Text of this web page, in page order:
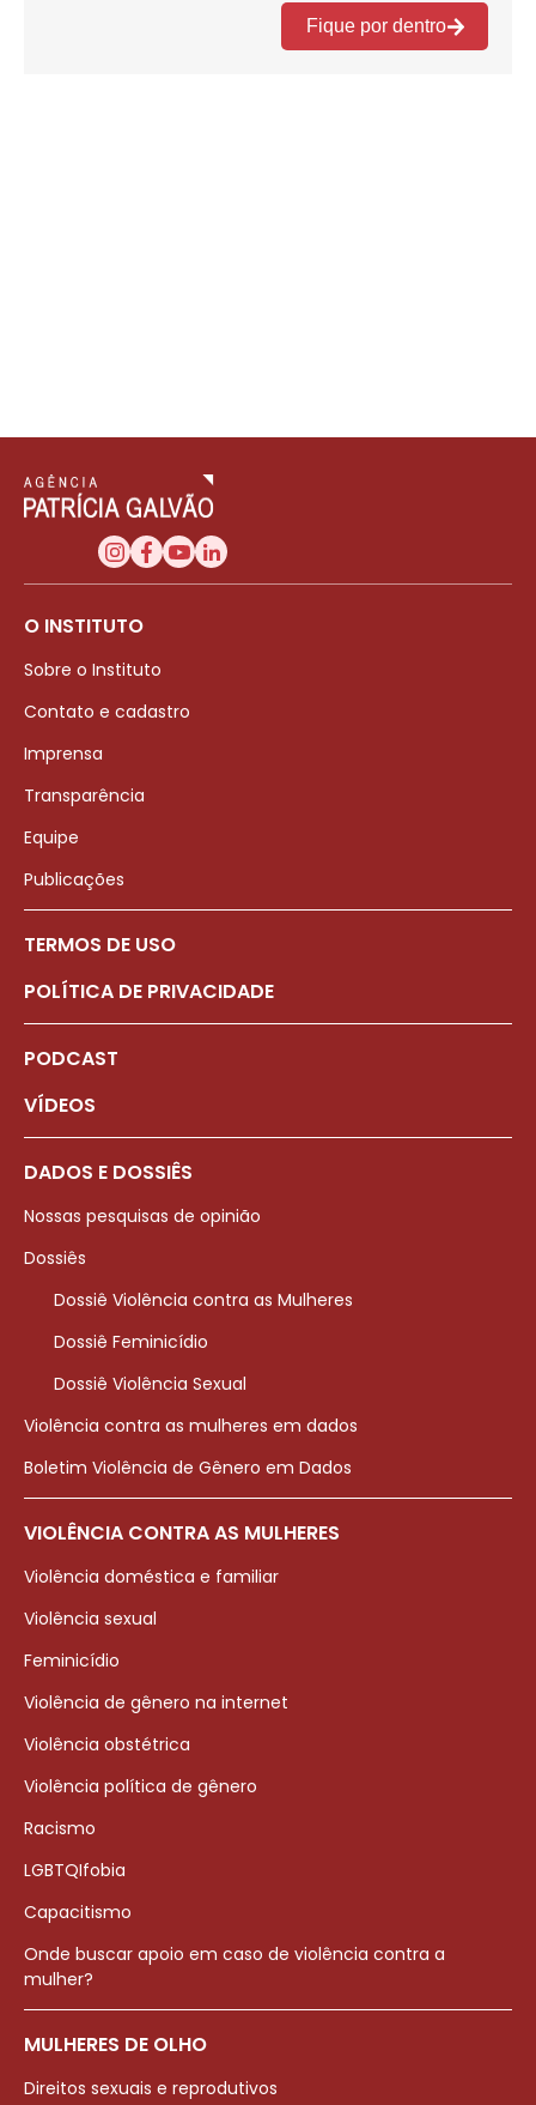
O INSTITUTO
Sobre o Instituto
Contato e cadastro
Imprensa
Transparência
Equipe
Publicações
TERMOS DE USO
POLÍTICA DE PRIVACIDADE
PODCAST
VÍDEOS
DADOS E DOSSIÊS
Nossas pesquisas de opinião
Dossiês
Dossiê Violência contra as Mulheres
Dossiê Feminicídio
Dossiê Violência Sexual
Violência contra as mulheres em dados
Boletim Violência de Gênero em Dados
VIOLÊNCIA CONTRA AS MULHERES
Violência doméstica e familiar
Violência sexual
Feminicídio
Violência de gênero na internet
Violência obstétrica
Violência política de gênero
Racismo
LGBTQIfobia
Capacitismo
Onde buscar apoio em caso de violência contra a
mulher?
MULHERES DE OLHO
Direitos sexuais e reprodutivos